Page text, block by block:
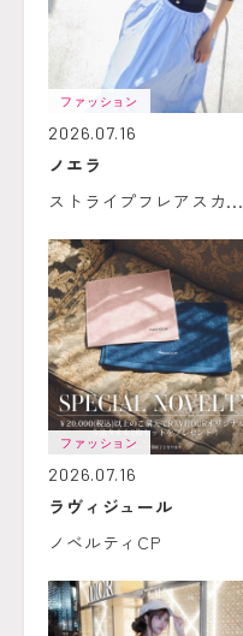
ファッション
2026.07.16
ノエラ
ストライプフレアスカ...
ファッション
2026.07.16
ラヴィジュール
ノベルティCP